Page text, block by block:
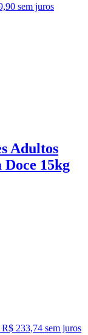
sem juros
Adultos
Doce 15kg
R$ 233,74 sem juros